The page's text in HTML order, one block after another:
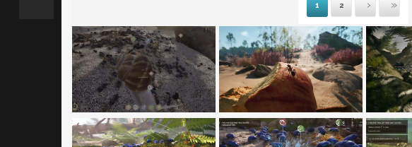
1 2
Suivante
Dernière